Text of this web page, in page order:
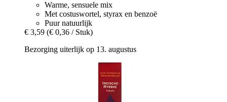
Warme, sensuele mix
Met costuswortel, styrax en benzoë
Puur natuurlijk
€ 3,59 (€ 0,36 / Stuk)
Bezorging uiterlijk op 13. augustus